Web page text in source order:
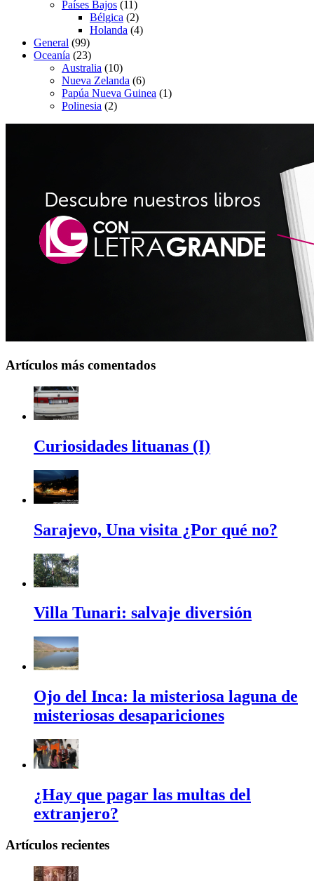
Países Bajos (11)
Bélgica (2)
Holanda (4)
General (99)
Oceanía (23)
Australia (10)
Nueva Zelanda (6)
Papúa Nueva Guinea (1)
Polinesia (2)
Artículos más comentados
Curiosidades lituanas (I)
Sarajevo, Una visita ¿Por qué no?
Villa Tunari: salvaje diversión
Ojo del Inca: la misteriosa laguna de
misteriosas desapariciones
¿Hay que pagar las multas del
extranjero?
Artículos recientes